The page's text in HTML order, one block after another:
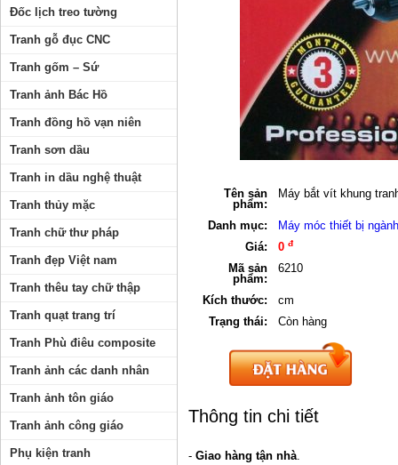
Tên sản
phẩm:
Máy bắt vít khung
Danh mục:
Máy móc thiết bị
Giá:
0 đ
Mã sản
phẩm:
6210
Kích thước:
cm
Trạng thái:
Còn hàng
Thông tin chi tiết
- Giao hàng tận nhà
Đốc lịch treo tường
Tranh gỗ đục CNC
Tranh gốm – Sứ
Tranh ảnh Bác Hồ
Tranh đồng hồ vạn niên
Tranh sơn dầu
Tranh in dầu nghệ thuật
Tranh thủy mặc
Tranh chữ thư pháp
Tranh đẹp Việt nam
Tranh thêu tay chữ thập
Tranh quạt trang trí
Tranh Phù điêu composite
Tranh ảnh các danh nhân
Tranh ảnh tôn giáo
Tranh ảnh công giáo
Phụ kiện tranh